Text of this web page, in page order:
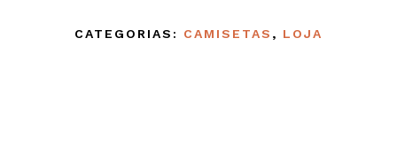
CATEGORIAS: CAMISETAS , LOJA